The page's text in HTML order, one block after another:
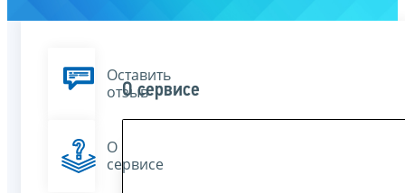
Оставить
отзыв
О
сервисе
О сервисе